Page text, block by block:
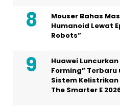
Mouser Bahas
Humanoid Lewat
Robots”
Huawei
Forming”
Sistem
The Smarter E